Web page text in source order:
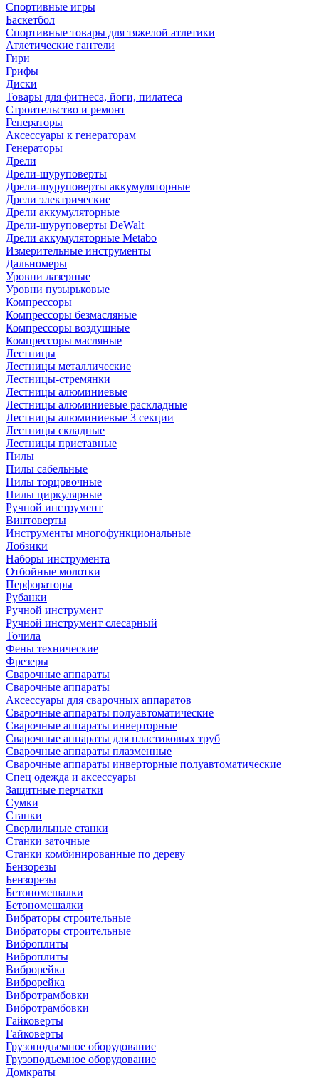
Спортивные игры
Баскетбол
Спортивные товары для тяжелой атлетики
Атлетические гантели
Гири
Грифы
Диски
Товары для фитнеса, йоги, пилатеса
Строительство и ремонт
Генераторы
Аксессуары к генераторам
Генераторы
Дрели
Дрели-шуруповерты
Дрели-шуруповерты аккумуляторные
Дрели электрические
Дрели аккумуляторные
Дрели-шуруповерты DeWalt
Дрели аккумуляторные Metabo
Измерительные инструменты
Дальномеры
Уровни лазерные
Уровни пузырьковые
Компрессоры
Компрессоры безмасляные
Компрессоры воздушные
Компрессоры масляные
Лестницы
Лестницы металлические
Лестницы-стремянки
Лестницы алюминиевые
Лестницы алюминиевые раскладные
Лестницы алюминиевые 3 секции
Лестницы складные
Лестницы приставные
Пилы
Пилы сабельные
Пилы торцовочные
Пилы циркулярные
Ручной инструмент
Винтоверты
Инструменты многофункциональные
Лобзики
Наборы инструмента
Отбойные молотки
Перфораторы
Рубанки
Ручной инструмент
Ручной инструмент слесарный
Точила
Фены технические
Фрезеры
Сварочные аппараты
Сварочные аппараты
Аксессуары для сварочных аппаратов
Сварочные аппараты полуавтоматические
Сварочные аппараты инверторные
Сварочные аппараты для пластиковых труб
Сварочные аппараты плазменные
Сварочные аппараты инверторные полуавтоматические
Спец одежда и аксессуары
Защитные перчатки
Сумки
Станки
Сверлильные станки
Станки заточные
Станки комбинированные по дереву
Бензорезы
Бензорезы
Бетономешалки
Бетономешалки
Вибраторы строительные
Вибраторы строительные
Виброплиты
Виброплиты
Виброрейка
Виброрейка
Вибротрамбовки
Вибротрамбовки
Гайковерты
Гайковерты
Грузоподъемное оборудование
Грузоподъемное оборудование
Домкраты